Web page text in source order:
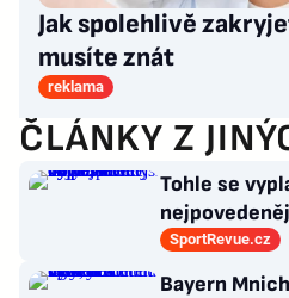
Jak spolehlivě
musíte znát
reklama
ČLÁNKY Z
Tohle se
které byly
SportRevue.cz
Bayern